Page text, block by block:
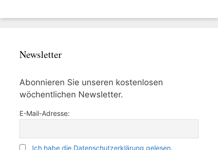
Newsletter
Abonnieren Sie unseren kostenlosen
wöchentlichen Newsletter.
E-Mail-Adresse:
Ich habe die Datenschutzerklärung gelesen.